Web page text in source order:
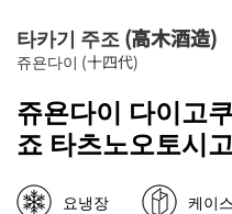
타카기 주조 (高木酒造)
쥬욘다이 (十四代)
쥬욘다이 다이고
죠 타츠노오토시
요냉장 케이